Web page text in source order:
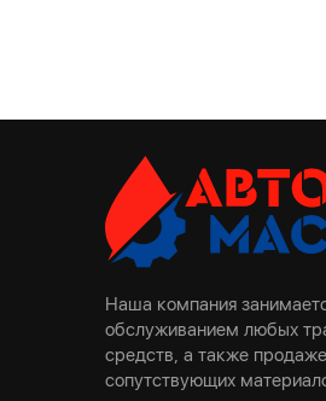
Наша компания
обслуживанием любых
средств, а также
сопутствующих